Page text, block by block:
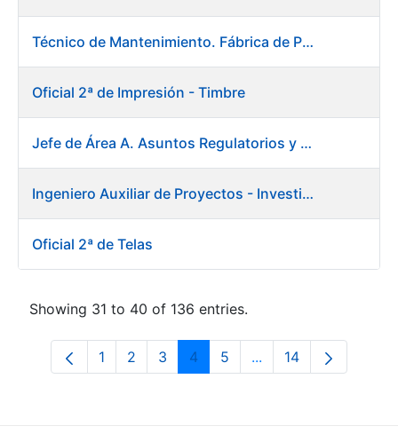
Técnico de Mantenimiento. Fábrica de Papel
Oficial 2ª de Impresión - Timbre
Jefe de Área A. Asuntos Regulatorios y Relaciones Institucionales
Ingeniero Auxiliar de Proyectos - Investigación y Desarrollo
Oficial 2ª de Telas
Showing 31 to 40 of 136 entries.
Page
1 Page
2 Page
3 Page
4 Page
5 ...Intermediate Pages
Page
14